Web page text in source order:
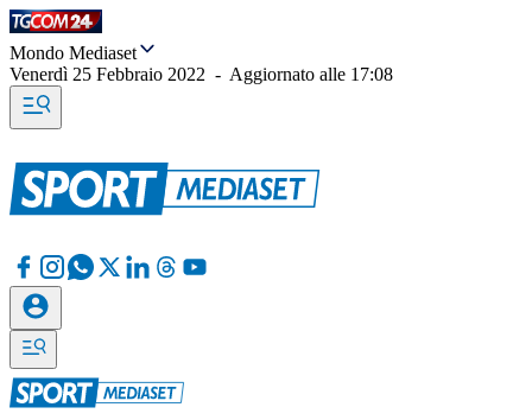
Mondo Mediaset
Venerdì 25 Febbraio 2022 - Aggiornato alle 17:08